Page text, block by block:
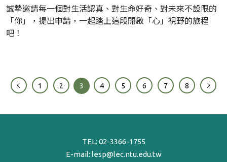
誠摯邀請每一個對生活認真、對生命好奇、對未來不設限的
「你」，提出申請，一起踏上這段開啟「心」視野的旅程
吧！
1 2 3 4 5 6 7 8
TEL: 02-3366-1755
E-mail: lesp@lec.ntu.edu.tw